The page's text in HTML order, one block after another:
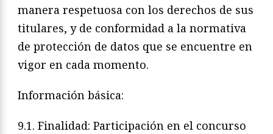
manera respetuosa con los derechos de sus
titulares, y de conformidad a la normativa
de protección de datos que se encuentre en
vigor en cada momento.
Información básica:
9.1. Finalidad: Participación en el concurso